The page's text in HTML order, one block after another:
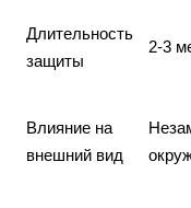
Длительность
защиты
2-3
Влияние на
внешний вид